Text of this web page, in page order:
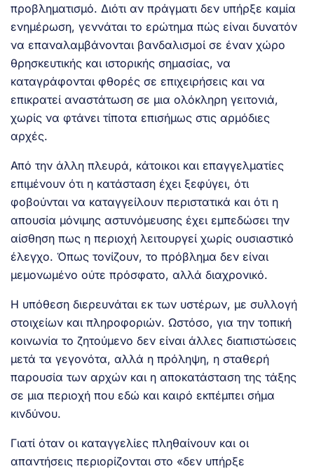
προβληματισμό. Διότι αν πράγματι δεν υπήρξε καμία
ενημέρωση, γεννάται το ερώτημα πώς είναι δυνατόν
να επαναλαμβάνονται βανδαλισμοί σε έναν χώρο
θρησκευτικής και ιστορικής σημασίας, να
καταγράφονται φθορές σε επιχειρήσεις και να
επικρατεί αναστάτωση σε μια ολόκληρη γειτονιά,
χωρίς να φτάνει τίποτα επισήμως στις αρμόδιες
αρχές.
Από την άλλη πλευρά, κάτοικοι και επαγγελματίες
επιμένουν ότι η κατάσταση έχει ξεφύγει, ότι
φοβούνται να καταγγείλουν περιστατικά και ότι η
απουσία μόνιμης αστυνόμευσης έχει εμπεδώσει την
αίσθηση πως η περιοχή λειτουργεί χωρίς ουσιαστικό
έλεγχο. Όπως τονίζουν, το πρόβλημα δεν είναι
μεμονωμένο ούτε πρόσφατο, αλλά διαχρονικό.
Η υπόθεση διερευνάται εκ των υστέρων, με συλλογή
στοιχείων και πληροφοριών. Ωστόσο, για την τοπική
κοινωνία το ζητούμενο δεν είναι άλλες διαπιστώσεις
μετά τα γεγονότα, αλλά η πρόληψη, η σταθερή
παρουσία των αρχών και η αποκατάσταση της τάξης
σε μια περιοχή που εδώ και καιρό εκπέμπει σήμα
κινδύνου.
Γιατί όταν οι καταγγελίες πληθαίνουν και οι
απαντήσεις περιορίζονται στο «δεν υπήρξε